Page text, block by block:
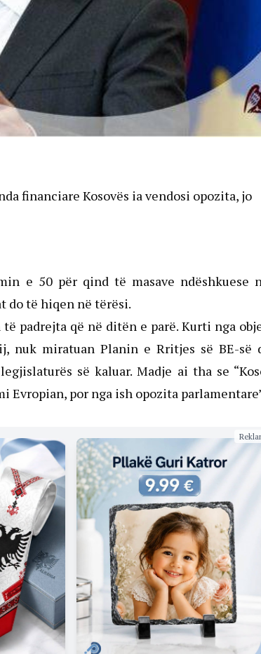
financiare Kosovës ia vendosi opozita, jo
e 50 për qind të masave ndëshkuese
do të hiqen në tërësi.
padrejta që në ditën e parë. Kurti nga
nuk miratuan Planin e Rritjes së BE-së
së kaluar. Madje ai tha se
Evropian, por nga ish opozita